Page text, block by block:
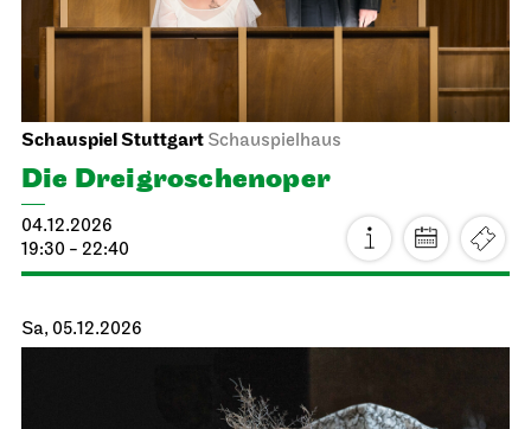
Offenes Singen im JOiN
17.11.2026
18:00 - 19:30